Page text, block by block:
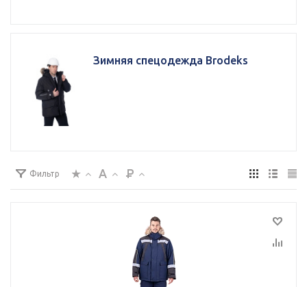
Зимняя спецодежда Brodeks
Фильтр